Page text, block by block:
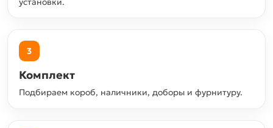
3
Комплект
Подбираем короб, наличники, доборы и фурнитуру.